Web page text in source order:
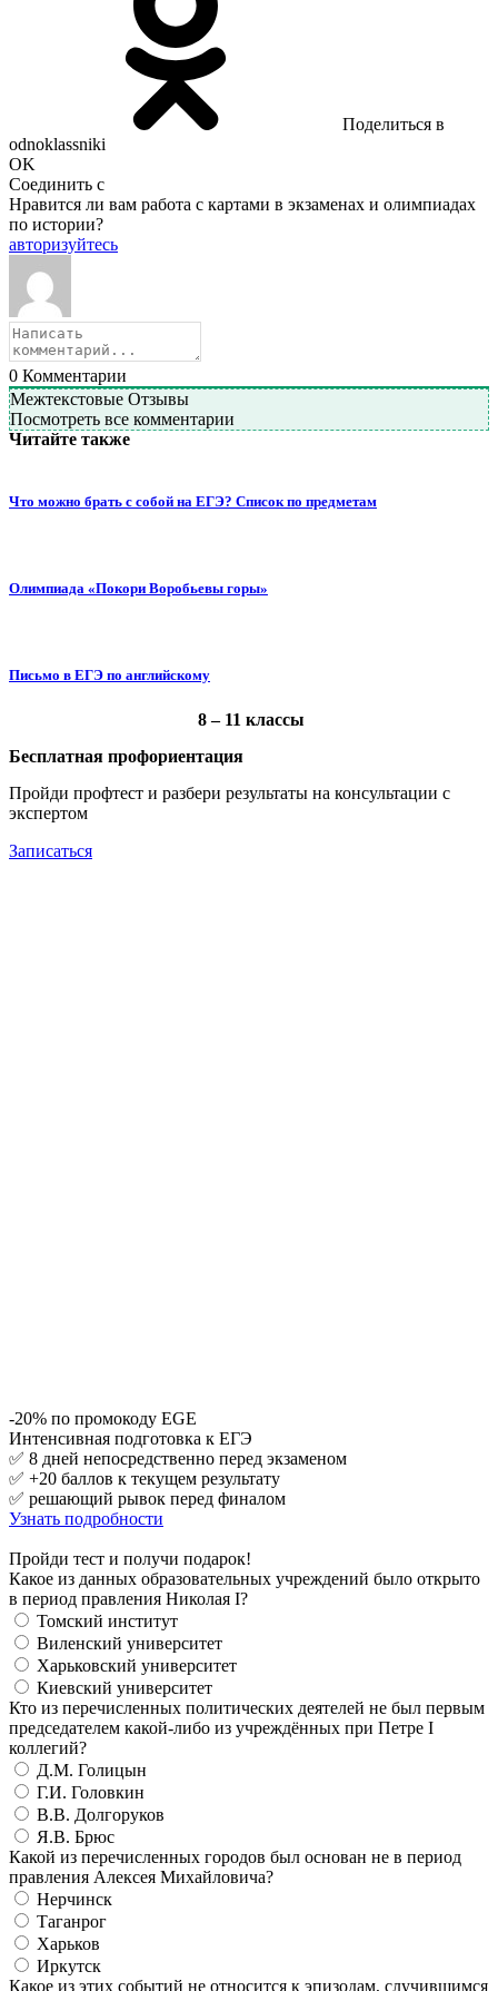
Поделиться в
odnoklassniki
OK
Соединить с
Нравится ли вам работа с картами в экзаменах и олимпиадах
по истории?
авторизуйтесь
0 Комментарии
Межтекстовые Отзывы
Посмотреть все комментарии
Читайте также
Что можно брать с собой на ЕГЭ? Список по предметам
Олимпиада «Покори Воробьевы горы»
Письмо в ЕГЭ по английскому
8 – 11 классы
Бесплатная профориентация
Пройди профтест и разбери результаты на консультации с
экспертом
Записаться
-20% по промокоду EGE
Интенсивная подготовка к ЕГЭ
✅ 8 дней непосредственно перед экзаменом
✅ +20 баллов к текущем результату
✅ решающий рывок перед финалом
Узнать подробности
Пройди тест и получи подарок!
Какое из данных образовательных учреждений было открыто
в период правления Николая I?
Томский институт
Виленский университет
Харьковский университет
Киевский университет
Кто из перечисленных политических деятелей не был первым
председателем какой-либо из учреждённых при Петре I
коллегий?
Д.М. Голицын
Г.И. Головкин
В.В. Долгоруков
Я.В. Брюс
Какой из перечисленных городов был основан не в период
правления Алексея Михайловича?
Нерчинск
Таганрог
Харьков
Иркутск
Какое из этих событий не относится к эпизодам, случившимся